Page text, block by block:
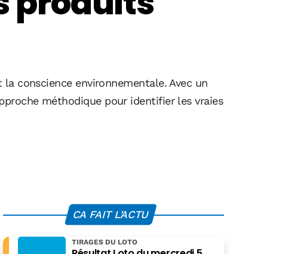
conscience environnementale. Avec un
méthodique pour identifier les vraies
CA FAIT L'ACTU
TIRAGES DU LOTO